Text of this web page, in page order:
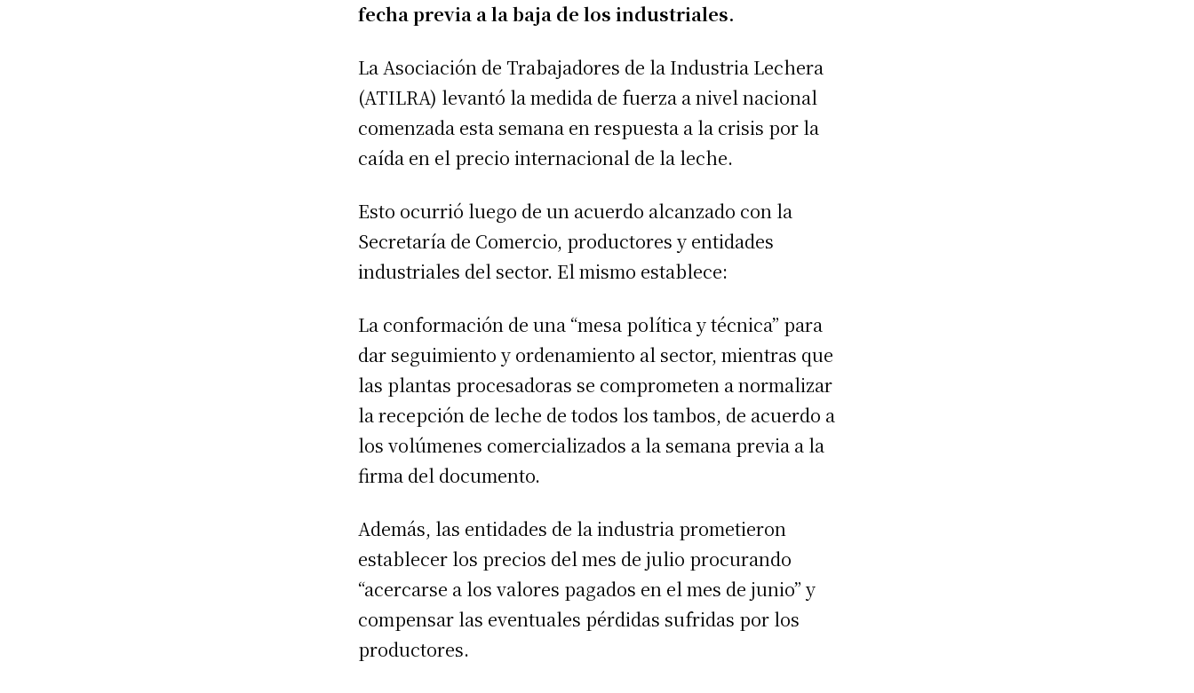
fecha previa a la baja de los industriales.
La Asociación de Trabajadores de la Industria Lechera
(ATILRA) levantó la medida de fuerza a nivel nacional
comenzada esta semana en respuesta a la crisis por la
caída en el precio internacional de la leche.
Esto ocurrió luego de un acuerdo alcanzado con la
Secretaría de Comercio, productores y entidades
industriales del sector. El mismo establece:
La conformación de una “mesa política y técnica” para
dar seguimiento y ordenamiento al sector, mientras que
las plantas procesadoras se comprometen a normalizar
la recepción de leche de todos los tambos, de acuerdo a
los volúmenes comercializados a la semana previa a la
firma del documento.
Además, las entidades de la industria prometieron
establecer los precios del mes de julio procurando
“acercarse a los valores pagados en el mes de junio” y
compensar las eventuales pérdidas sufridas por los
productores.